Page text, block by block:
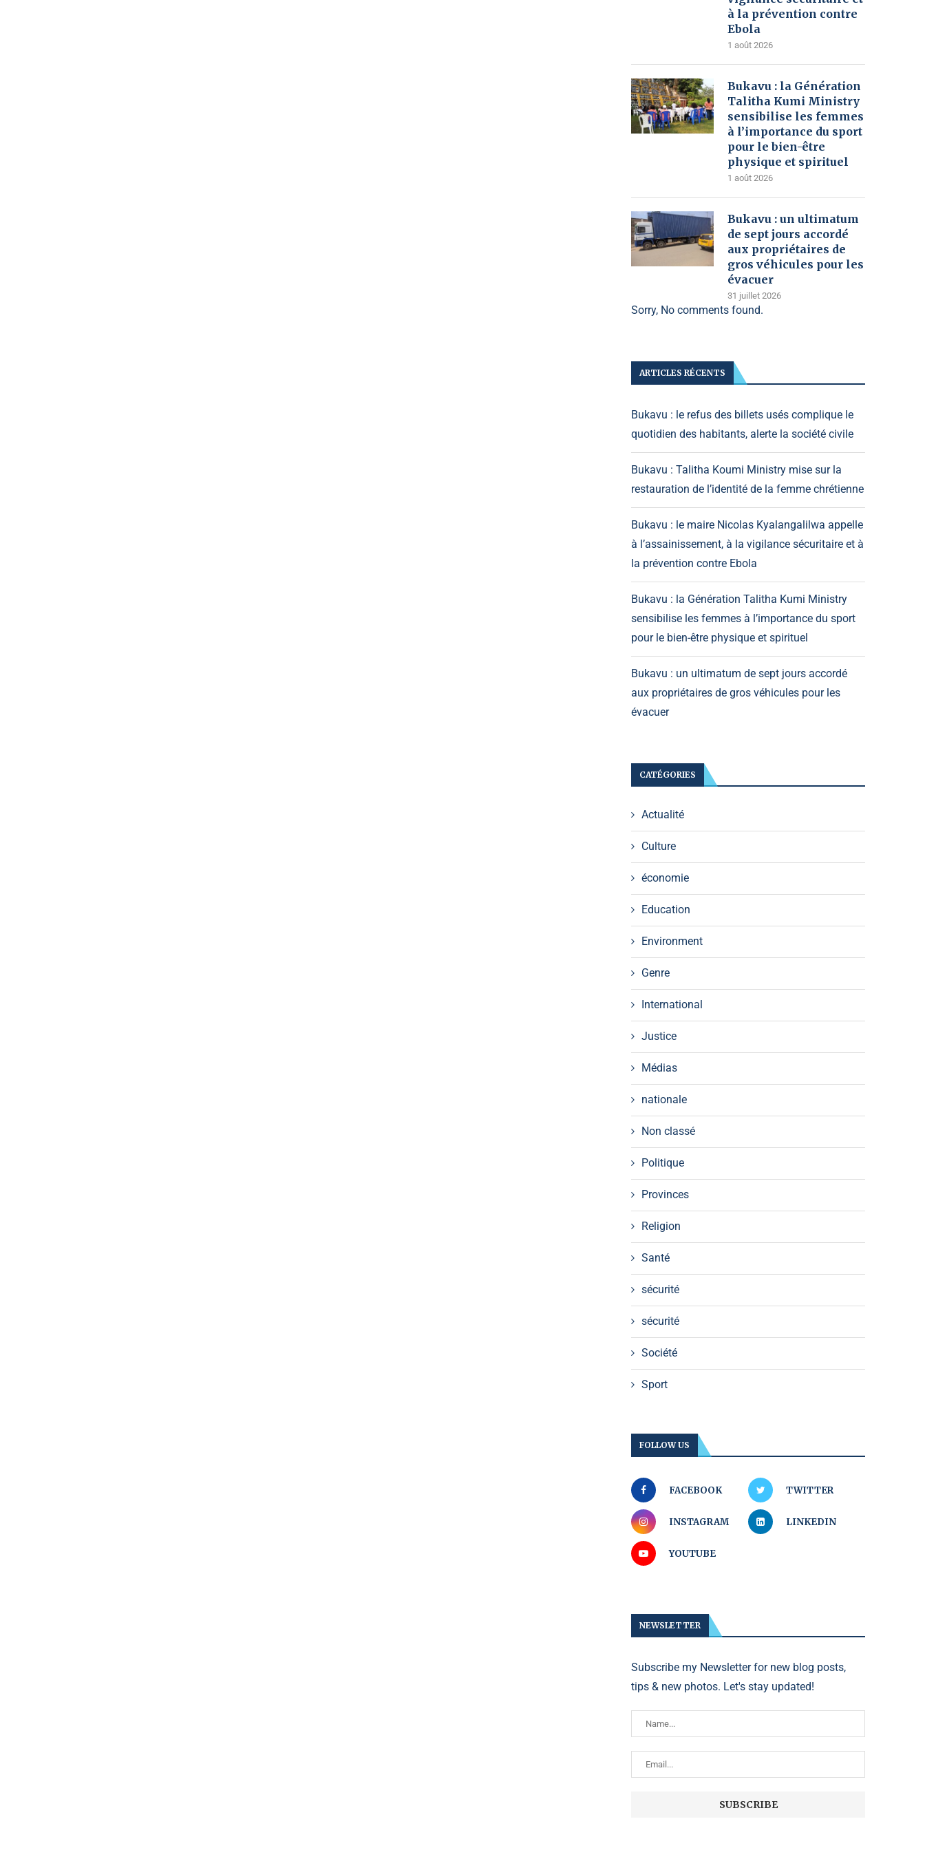
à la prévention contre
Ebola
1 août 2026
Bukavu : la Génération
Talitha Kumi Ministry
sensibilise les femmes
à l’importance du sport
pour le bien-être
physique et spirituel
1 août 2026
Bukavu : un ultimatum
de sept jours accordé
aux propriétaires de
gros véhicules pour les
évacuer
31 juillet 2026
Sorry, No comments found.
ARTICLES RÉCENTS
Bukavu : le refus des billets usés complique le
quotidien des habitants, alerte la société civile
Bukavu : Talitha Koumi Ministry mise sur la
restauration de l’identité de la femme chrétienne
Bukavu : le maire Nicolas Kyalangalilwa appelle
à l’assainissement, à la vigilance sécuritaire et à
la prévention contre Ebola
Bukavu : la Génération Talitha Kumi Ministry
sensibilise les femmes à l’importance du sport
pour le bien-être physique et spirituel
Bukavu : un ultimatum de sept jours accordé
aux propriétaires de gros véhicules pour les
évacuer
CATÉGORIES
Actualité
Culture
économie
Education
Environment
Genre
International
Justice
Médias
nationale
Non classé
Politique
Provinces
Religion
Santé
sécurité
sécurité
Société
Sport
FOLLOW US
FACEBOOK TWITTER
INSTAGRAM LINKEDIN
YOUTUBE
NEWSLETTER
Subscribe my Newsletter for new blog posts,
tips & new photos. Let's stay updated!